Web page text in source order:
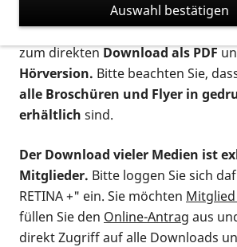
verschiedenen Formaten
postalischen Bestellung als
zum direktenDownload als PDF
Hörversion. Bitte beachten Sie,
alle Broschüren und Flyer in
erhältlich sind.
Der Download vieler Medien ist
Mitglieder. Bitte loggen Sie sich
RETINA +" ein. Sie möchten
füllen Sie den Online-Antrag aus
direkt Zugriff auf alle Downloads
Auswahl bestätigen